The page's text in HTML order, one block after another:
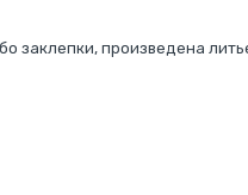
произведена